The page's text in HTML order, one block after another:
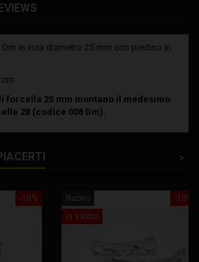
in inox diametro 25 mm con piedino in
forcella 25 mm montano il medesimo
28 (codice 008 Dm).
>
-10% -10%
Nuovo
In saldo!